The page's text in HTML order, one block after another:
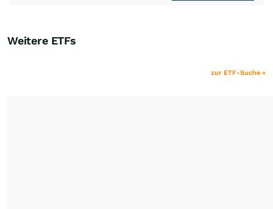
Weitere ETFs
zur ETF-Suche »